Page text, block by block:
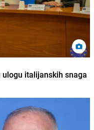
ulogu italijanskih snaga